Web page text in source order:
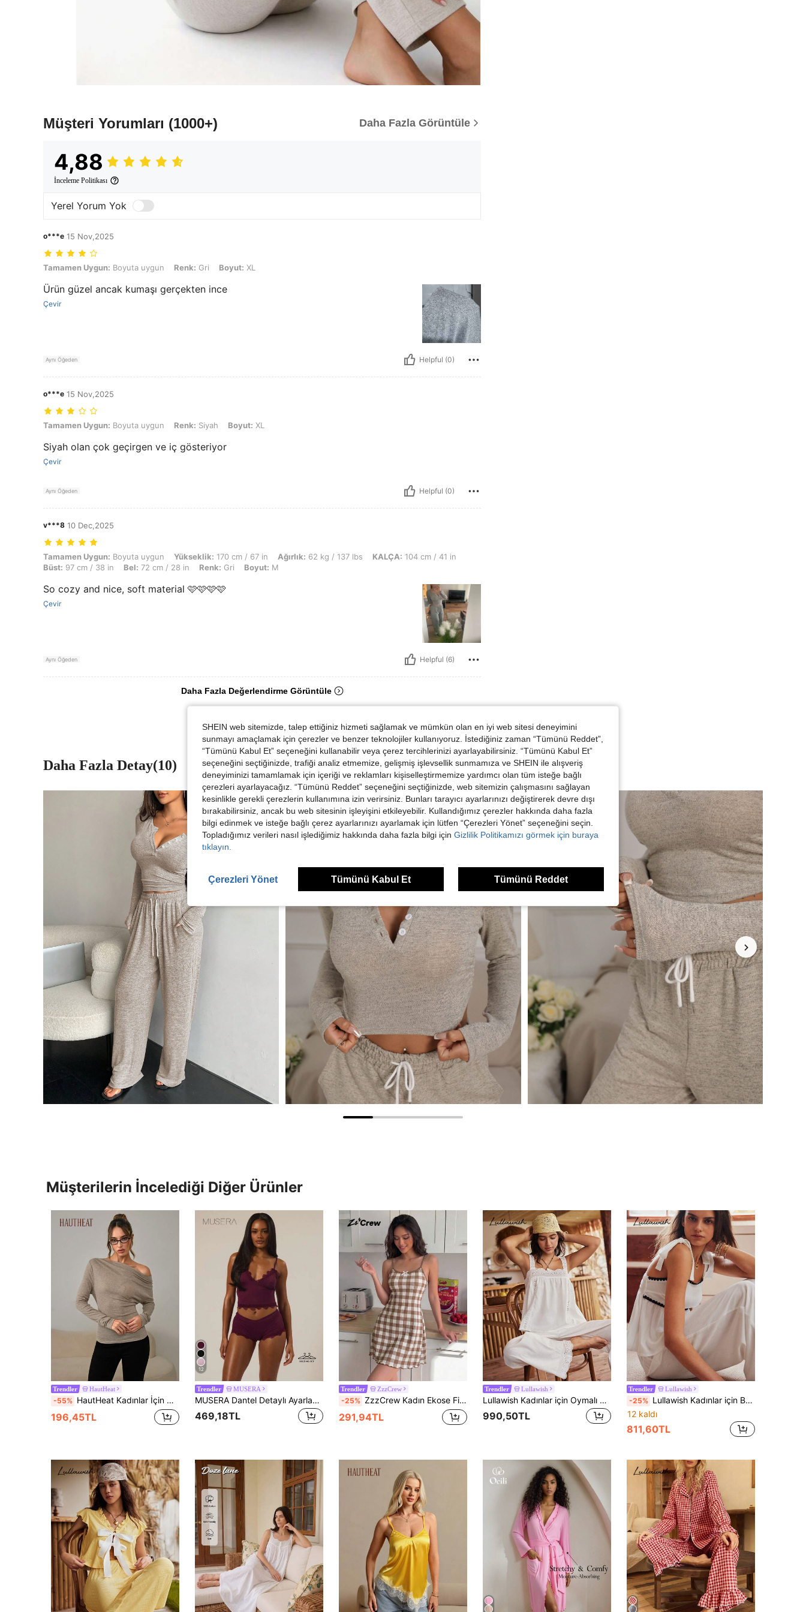
Müşteri Yorumları (1000+) Daha Fazla Görüntüle
4,88
İnceleme Politikası
Yerel Yorum Yok
o***e 15 Nov,2025
Tamamen Uygun: Boyuta uygun, Renk: Gri, Boyut: XL
Tamamen Uygun: Boyuta uygun Renk: Gri Boyut: XL
Ürün güzel ancak kumaşı gerçekten ince
Çevir
Aynı Öğeden Helpful (0)
o***e 15 Nov,2025
Tamamen Uygun: Boyuta uygun, Renk: Siyah, Boyut: XL
Tamamen Uygun: Boyuta uygun Renk: Siyah Boyut: XL
Siyah olan çok geçirgen ve iç gösteriyor
Çevir
Aynı Öğeden Helpful (0)
v***8 10 Dec,2025
Tamamen Uygun: Boyuta uygun, Yükseklik: 170 cm / 67 in, Ağırlık: 62 kg / 137 lbs, KALÇA: 104 cm / 41 in, Büst: 97 cm / 38 in, Bel: 72 cm / 28 in, Renk: Gri, Boyut: M
Tamamen Uygun: Boyuta uygun Yükseklik: 170 cm / 67 in Ağırlık: 62 kg / 137 lbs KALÇA: 104 cm / 41 in
Büst: 97 cm / 38 in Bel: 72 cm / 28 in Renk: Gri Boyut: M
So cozy and nice, soft material 🩷🩷🩷🩷
Çevir
Aynı Öğeden Helpful (6)
Daha Fazla Değerlendirme Görüntüle
Daha Fazla Detay(10)
Müşterilerin İncelediği Diğer Ürünler
Trendler HautHeat
-55% HautHeat Kadınlar İçin Günlük Asimetrik Omuzlu Tişört, Günlük Giyim İçin Düz Renk Büküm Düğüm, Yumuşak ve Rahat, Ev, Katmanlı, Her Gün Seksi, Uzun Kollu Örgü Tişört, Kış
196,45TL
12
Trendler MUSERA
MUSERA Dantel Detaylı Ayarlanabilir Askılı Askılı Bluz ve Dar Kesim Boxer Şort Çoklu Paket İç Çamaşırı Akşam Günlük Seksi Yazlık
469,18TL
Trendler ZzzCrew
-25% ZzzCrew Kadın Ekose Fiyonk Askılı Gecelik
291,94TL
Trendler Lullawish
Lullawish Kadınlar için Oymalı Nakışlı Askılı Bluz ve Pantolon Pijama Takımı
990,50TL
Trendler Lullawish
-25% Lullawish Kadınlar için Bohem Tarzı Bol Kesim Tatil Günlük Renk Bloklu Geometrik Üçgen Dantel Yama Detaylı Fiyonklu Rahat Pijama Takımı
12 kaldı
811,60TL
SHEIN web sitemizde, talep ettiğiniz hizmeti sağlamak ve mümkün olan en iyi web sitesi deneyimini
sunmayı amaçlamak için çerezler ve benzer teknolojiler kullanıyoruz. İstediğiniz zaman “Tümünü Reddet”,
“Tümünü Kabul Et” seçeneğini kullanabilir veya çerez tercihlerinizi ayarlayabilirsiniz. “Tümünü Kabul Et”
seçeneğini seçtiğinizde, trafiği analiz etmemize, gelişmiş işlevsellik sunmamıza ve SHEIN ile alışveriş
deneyiminizi tamamlamak için içeriği ve reklamları kişiselleştirmemize yardımcı olan tüm isteğe bağlı
çerezleri ayarlayacağız. “Tümünü Reddet” seçeneğini seçtiğinizde, web sitemizin çalışmasını sağlayan
kesinlikle gerekli çerezlerin kullanımına izin verirsiniz. Bunları tarayıcı ayarlarınızı değiştirerek devre dışı
bırakabilirsiniz, ancak bu web sitesinin işleyişini etkileyebilir. Kullandığımız çerezler hakkında daha fazla
bilgi edinmek ve isteğe bağlı çerez ayarlarınızı ayarlamak için lütfen “Çerezleri Yönet” seçeneğini seçin.
Topladığımız verileri nasıl işlediğimiz hakkında daha fazla bilgi için Gizlilik Politikamızı görmek için buraya
tıklayın.
Çerezleri Yönet Tümünü Kabul Et Tümünü Reddet